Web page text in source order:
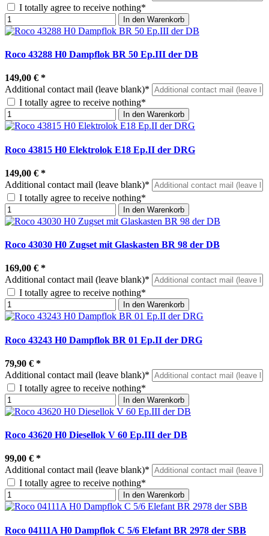
I totally agree to receive nothing*
In den Warenkorb
Roco 43288 H0 Dampflok BR 50 Ep.III der DB
149,00 € *
Additional contact mail (leave blank)*
I totally agree to receive nothing*
In den Warenkorb
Roco 43815 H0 Elektrolok E18 Ep.II der DRG
149,00 € *
Additional contact mail (leave blank)*
I totally agree to receive nothing*
In den Warenkorb
Roco 43030 H0 Zugset mit Glaskasten BR 98 der DB
169,00 € *
Additional contact mail (leave blank)*
I totally agree to receive nothing*
In den Warenkorb
Roco 43243 H0 Dampflok BR 01 Ep.II der DRG
79,90 € *
Additional contact mail (leave blank)*
I totally agree to receive nothing*
In den Warenkorb
Roco 43620 H0 Diesellok V 60 Ep.III der DB
99,00 € *
Additional contact mail (leave blank)*
I totally agree to receive nothing*
In den Warenkorb
Roco 04111A H0 Dampflok C 5/6 Elefant BR 2978 der SBB